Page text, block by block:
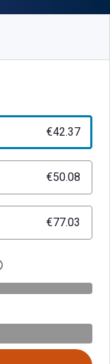
€42.37
€50.08
€77.03
Digitalen